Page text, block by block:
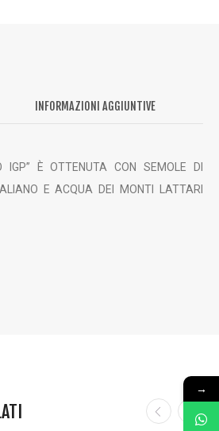
INFORMAZIONI AGGIUNTIVE
IGP” È OTTENUTA CON SEMOLE DI
E ACQUA DEI MONTI LATTARI
→